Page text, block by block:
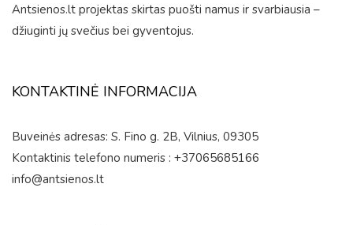
Antsienos.lt projektas skirtas puošti namus ir svarbiausia –
džiuginti jų svečius bei gyventojus.
KONTAKTINĖ INFORMACIJA
Buveinės adresas: S. Fino g. 2B, Vilnius, 09305
Kontaktinis telefono numeris : +37065685166
info@antsienos.lt